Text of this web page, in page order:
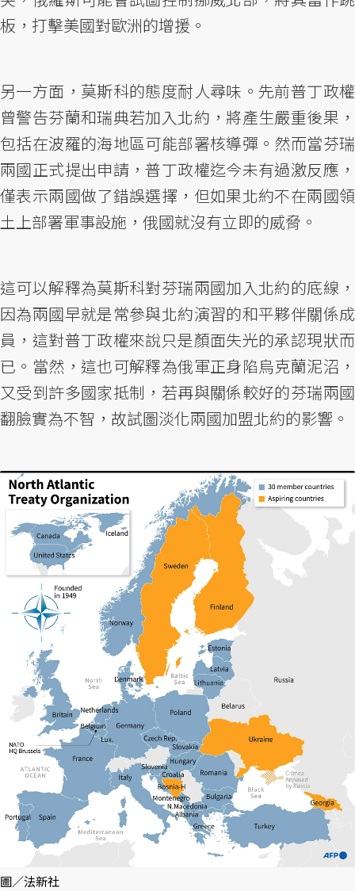
板，打擊美國對歐洲的增援。
另一方面，莫斯科的態度耐人尋味。先前普丁政權
曾警告芬蘭和瑞典若加入北約，將產生嚴重後果，
包括在波羅的海地區可能部署核導彈。然而當芬瑞
兩國正式提出申請，普丁政權迄今未有過激反應，
僅表示兩國做了錯誤選擇，但如果北約不在兩國領
土上部署軍事設施，俄國就沒有立即的威脅。
這可以解釋為莫斯科對芬瑞兩國加入北約的底線，
因為兩國早就是常參與北約演習的和平夥伴關係成
員，這對普丁政權來說只是顏面失光的承認現狀而
已。當然，這也可解釋為俄軍正身陷烏克蘭泥沼，
又受到許多國家抵制，若再與關係較好的芬瑞兩國
翻臉實為不智，故試圖淡化兩國加盟北約的影響。
圖／法新社